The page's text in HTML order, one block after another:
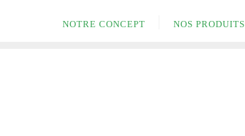
NOTRE CONCEPT NOS PRODUITS